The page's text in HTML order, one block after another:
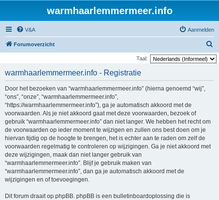
warmhaarlemmermeer.info
V&A Aanmelden
Forumoverzicht
o
Taal:
warmhaarlemmermeer.info - Registratie
Door het bezoeken van “warmhaarlemmermeer.info” (hierna genoemd “wij”,
“ons”, “onze”, “warmhaarlemmermeer.info”,
“https://warmhaarlemmermeer.info”), ga je automatisch akkoord met de
voorwaarden. Als je niet akkoord gaat met deze voorwaarden, bezoek of
gebruik “warmhaarlemmermeer.info” dan niet langer. We hebben het recht om
de voorwaarden op ieder moment te wijzigen en zullen ons best doen om je
hiervan tijdig op de hoogte te brengen, het is echter aan te raden om zelf de
voorwaarden regelmatig te controleren op wijzigingen. Ga je niet akkoord met
deze wijzigingen, maak dan niet langer gebruik van
“warmhaarlemmermeer.info”. Blijf je gebruik maken van
“warmhaarlemmermeer.info”, dan ga je automatisch akkoord met de
wijzigingen en of toevoegingen.
Dit forum draait op phpBB. phpBB is een bulletinboardoplossing die is